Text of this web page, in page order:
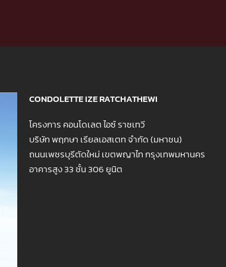
CONDOLETTE IZE RATCHATHEWI
โครงการ คอนโดเลต ไอซ์ ราชเทวี
บริษัท พฤกษา เรียลเอสเตท จำกัด (มหาชน)
ถนนเพชรบุรีตัดใหม่ เขตพญาไท กรุงเทพมหานคร
อาคารสูง 33 ชั้น 306 ยูนิต